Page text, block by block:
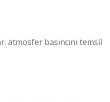
basıncını temsil